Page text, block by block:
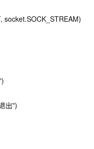
socket.SOCK_STREAM)
出")